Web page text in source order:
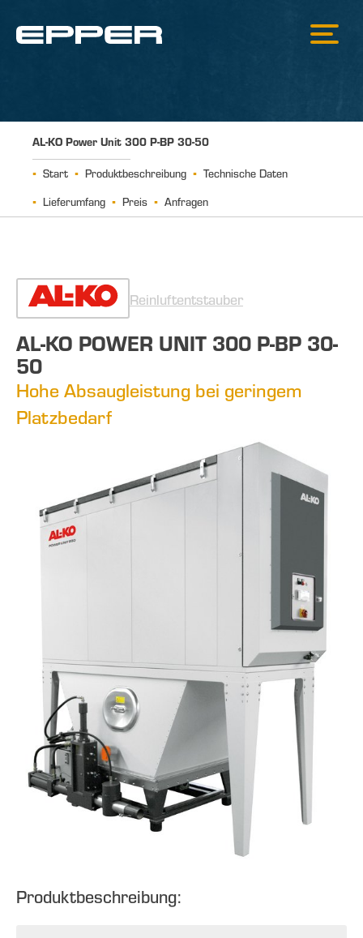
AL-KO Power Unit 300 P-BP 30-50
Start Produktbeschreibung
Technische Daten
Lieferumfang
Preis Anfragen
Reinluftentstauber
AL-KO POWER UNIT 300 P-BP 30-
50
Hohe Absaugleistung bei geringem
Platzbedarf
Produktbeschreibung: